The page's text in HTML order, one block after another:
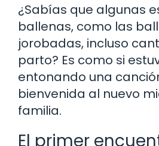
¿Sabías que algunas
ballenas, como las
jorobadas, incluso
parto? Es como si
entonando una
bienvenida al nuevo
familia.
El primer